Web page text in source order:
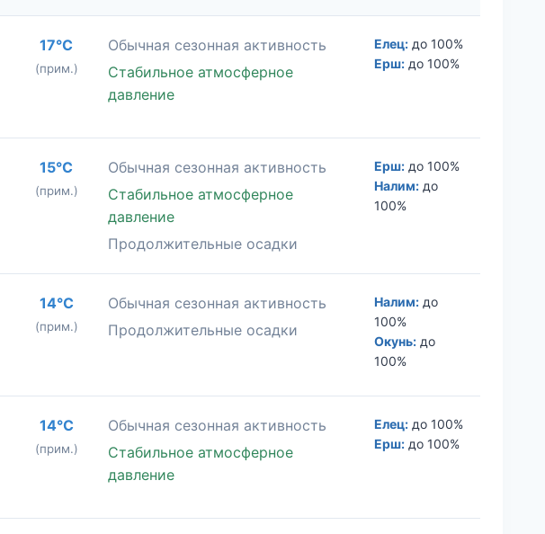
17°C
(прим.)
Обычная сезонная активность
Стабильное атмосферное
давление
Елец: до 100%
Ерш: до 100%
15°C
(прим.)
Обычная сезонная активность
Стабильное атмосферное
давление
Продолжительные осадки
Ерш: до 100%
Налим: до
100%
14°C
(прим.)
Обычная сезонная активность
Продолжительные осадки
Налим: до
100%
Окунь: до
100%
14°C
(прим.)
Обычная сезонная активность
Стабильное атмосферное
давление
Елец: до 100%
Ерш: до 100%